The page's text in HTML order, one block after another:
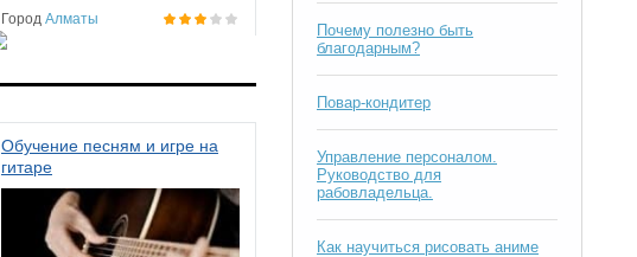
Город Алматы
Обучение песням и игре на
гитаре
Почему полезно быть
благодарным?
Повар-кондитер
Управление персоналом.
Руководство для
рабовладельца.
Как научиться рисовать аниме